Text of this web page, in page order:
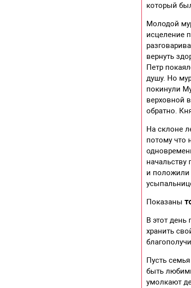
который
Молодой
исцеление
вернуть
Петр
душу. Но
покинули
верховной
обратно.
На склоне
потому что
начальству
и положили
Показаны
В этот
хранить
Пусть
быть
умолкают